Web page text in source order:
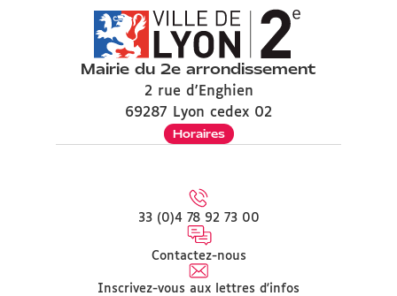
Mairie du 2e arrondissement
2 rue d'Enghien
69287 Lyon cedex 02
Horaires
33 (0)4 78 92 73 00
Contactez-nous
Inscrivez-vous aux lettres d'infos